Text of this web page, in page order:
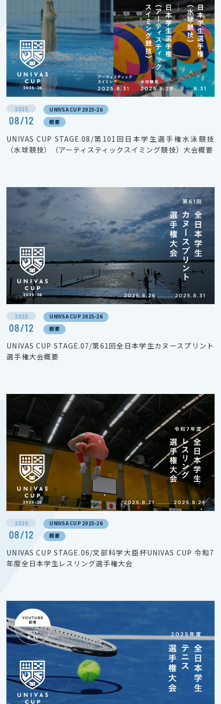
2025
08/12
UNIVSA CUP 2025-26
概要
UNIVAS CUP STAGE.08/第101回日本学生選手権水泳競技
（水球競技）（アーティスティックスイミング競技）大会概要
2025
08/12
UNIVSA CUP 2025-26
概要
UNIVAS CUP STAGE.07/第61回全日本学生カヌースプリント
選手権大会概要
2025
08/12
UNIVSA CUP 2025-26
概要
UNIVAS CUP STAGE.06/文部科学大臣杯UNIVAS CUP 令和7
年度全日本学生レスリング選手権大会